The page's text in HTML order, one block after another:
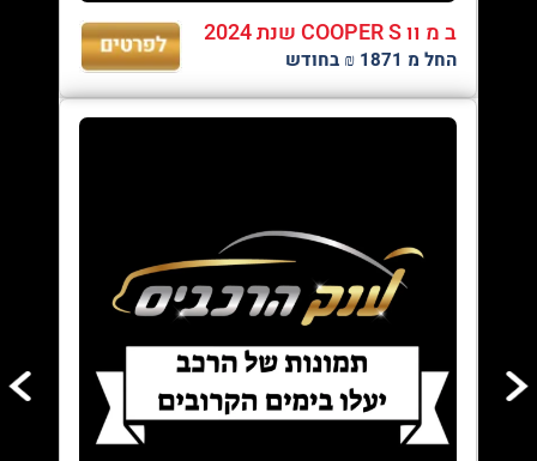
ב מ וו COOPER S שנת 2024
החל מ 1871 ₪ בחודש
04/08/2026
טרייד אין לכל סוגי הרכב - רכישת רכב חדש מעולם לא הייתה קלה יותר,